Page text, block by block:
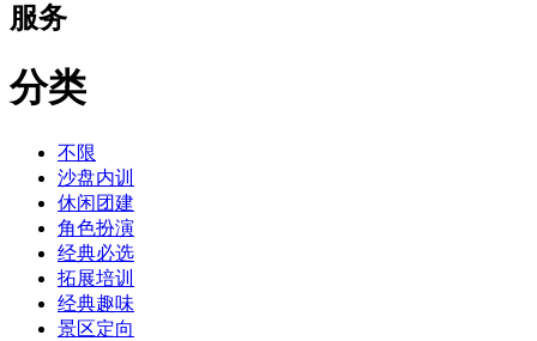
服务
分类
不限
沙盘内训
休闲团建
角色扮演
经典必选
拓展培训
经典趣味
景区定向